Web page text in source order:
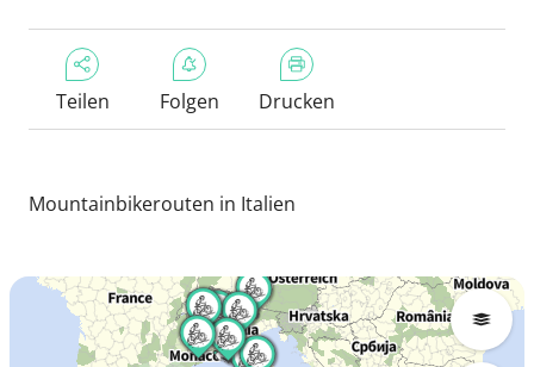
Teilen Folgen Drucken
Mountainbikerouten in Italien